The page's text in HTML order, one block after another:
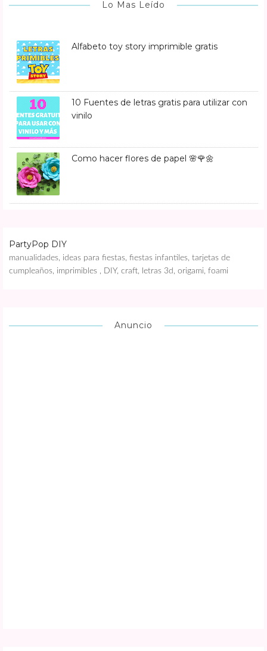
Lo Mas Leído
Alfabeto toy story imprimible gratis
10 Fuentes de letras gratis para utilizar con
vinilo
Como hacer flores de papel 🌸🌹🌼
PartyPop DIY
manualidades, ideas para fiestas, fiestas infantiles, tarjetas de
cumpleaños, imprimibles , DIY, craft, letras 3d, origami, foami
Anuncio